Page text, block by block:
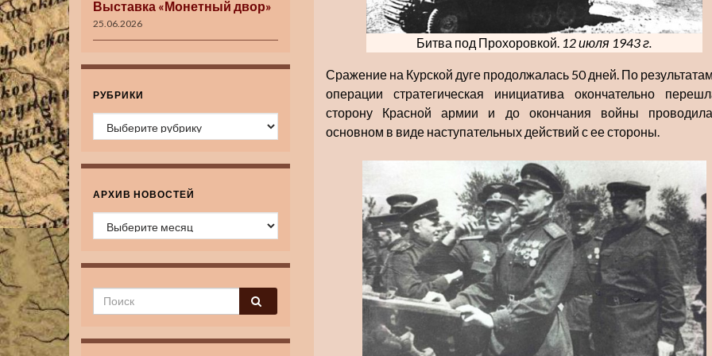
Битва под Прохоровкой. 12 июля 1943 г.
Сражение на Курской дуге продолжалась 50 дней. По
операции стратегическая инициатива окончательно
сторону Красной армии и до окончания войны
основном в виде наступательных действий с ее стороны.
Выставка «Монетный двор»
25.06.2026
РУБРИКИ
Рубрики
АРХИВ НОВОСТЕЙ
Архив новостей
Резниченко